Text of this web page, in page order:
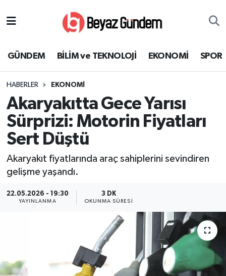
GÜNDEM BİLİM ve TEKNOLOJİ EKONOMİ SPOR
HABERLER EKONOMİ
Akaryakıtta Gece Yarısı
Sürprizi: Motorin Fiyatları
Sert Düştü
Akaryakıt fiyatlarında araç sahiplerini sevindiren
gelişme yaşandı.
22.05.2026 - 19:30
YAYINLANMA
3 DK
OKUNMA SÜRESI
EKONOMİ
SAĞLIK
KÜLTÜR SANAT
Süper Lig Puan Durumu ve Fikstür
Tüm Manşetler
Son Dakika Haberleri
Haber Arşivi